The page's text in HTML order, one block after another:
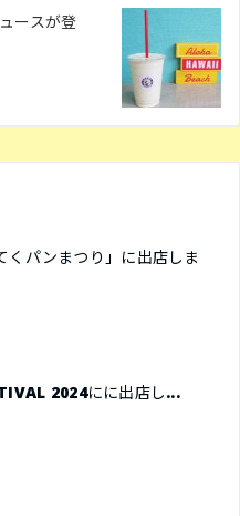
ースが登
くパンまつり」に出店しま
2024にに出店し...